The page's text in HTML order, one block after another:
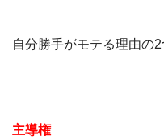
自分勝手がモテる理由の
主導権